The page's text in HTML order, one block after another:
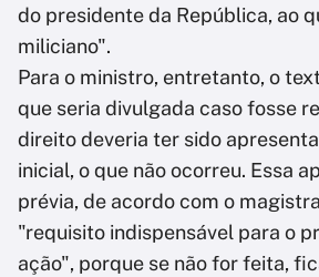
do presidente da República, ao
miliciano".
Para o ministro, entretanto, o
que seria divulgada caso fosse
direito deveria ter sido
inicial, o que não ocorreu. Essa
prévia, de acordo com o
"requisito indispensável para o
ação", porque se não for feita,